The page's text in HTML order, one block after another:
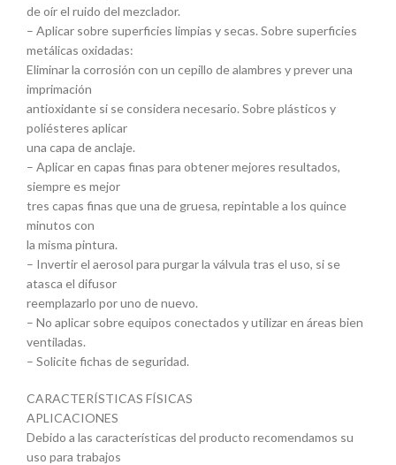
de oír el ruido del mezclador.
– Aplicar sobre superficies limpias y secas. Sobre superficies
metálicas oxidadas:
Eliminar la corrosión con un cepillo de alambres y prever una
imprimación
antioxidante si se considera necesario. Sobre plásticos y
poliésteres aplicar
una capa de anclaje.
– Aplicar en capas finas para obtener mejores resultados,
siempre es mejor
tres capas finas que una de gruesa, repintable a los quince
minutos con
la misma pintura.
– Invertir el aerosol para purgar la válvula tras el uso, si se
atasca el difusor
reemplazarlo por uno de nuevo.
– No aplicar sobre equipos conectados y utilizar en áreas bien
ventiladas.
– Solicite fichas de seguridad.
CARACTERÍSTICAS FÍSICAS
APLICACIONES
Debido a las características del producto recomendamos su
uso para trabajos